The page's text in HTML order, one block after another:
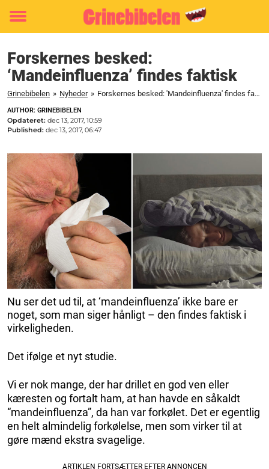
Toggle
Forskernes besked:
‘Mandeinfluenza’ findes faktisk
Grinebibelen » Nyheder » Forskernes besked: 'Mandeinfluenza' findes faktisk
AUTHOR: GRINEBIBELEN
Opdateret: dec 13, 2017, 10:59
Published: dec 13, 2017, 06:47
Nu ser det ud til, at ‘mandeinfluenza’ ikke bare er
noget, som man siger hånligt – den findes faktisk i
virkeligheden.
Det ifølge et nyt studie.
Vi er nok mange, der har drillet en god ven eller
kæresten og fortalt ham, at han havde en såkaldt
“mandeinfluenza”, da han var forkølet. Det er egentlig
en helt almindelig forkølelse, men som virker til at
gøre mænd ekstra svagelige.